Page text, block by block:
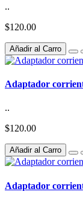
..
$120.00
Añadir al Carro
Adaptador
..
$120.00
Añadir al Carro
Adaptador